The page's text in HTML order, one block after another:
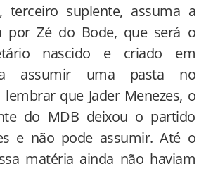
terceiro suplente, assuma a
por Zé do Bode, que será o
nascido e criado em
a assumir uma pasta no
que Jader Menezes, o
do MDB deixou o partido
e não pode assumir. Até o
matéria ainda não haviam